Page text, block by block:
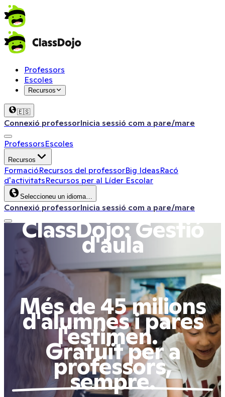
Professors
Escoles
Recursos
🇪🇸
Connexió professorInicia sessió com a pare/mare
ProfessorsEscoles
Recursos
FormacióRecursos del professorBig IdeasRacó
d'activitatsRecursos per al Líder Escolar
Seleccioneu un idioma…
Connexió professorInicia sessió com a pare/mare
ClassDojo: Gestió
d'aula
Més de 45 milions
d'alumnes i pares
l'estimen.
Gratuït per a
professors,
sempre.